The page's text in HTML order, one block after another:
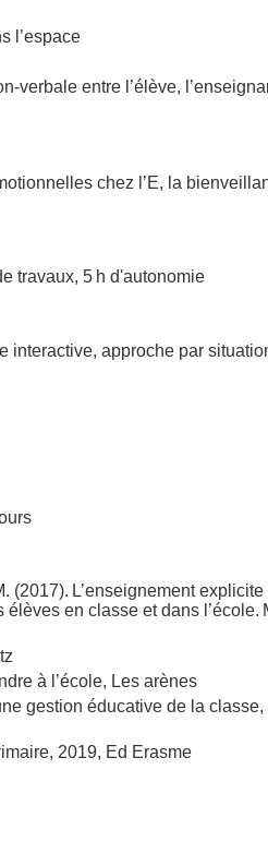
l’espace
verbale entre l’élève,
chez l’E, la
travaux, 5 h d'autonomie
interactive, approche par
(2017). L’enseignement explicite
en classe et dans l’école.
à l’école, Les arènes
gestion éducative de la classe,
2019, Ed Erasme